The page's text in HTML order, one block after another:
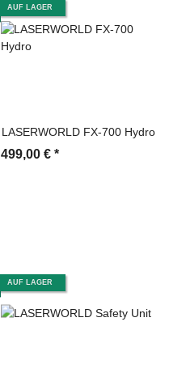
AUF LAGER
LASERWORLD FX-700 Hydro
499,00 € *
AUF LAGER